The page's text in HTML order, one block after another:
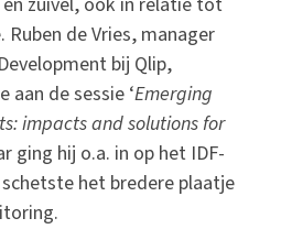
de Vries, manager
bij Qlip,
aan de sessie ‘Emerging
impacts and solutions for
ging hij o.a. in op het IDF-
het bredere plaatje